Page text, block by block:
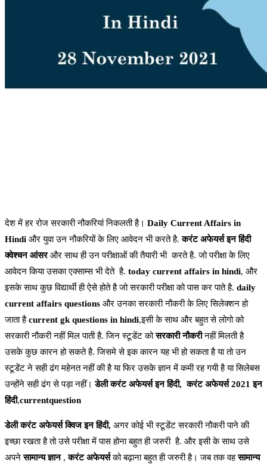
देश में हर रोज सरकारी नौकरियां निकलती है। Daily Current Affairs in
Hindi और युवा उन नौकरियों के लिए आवेदन भी करते है.करंट अफेयर्स इन हिंदी
क्वेश्चन आंसरऔर साथ ही उन परीक्षाओं की तैयारी भी करते है. जो परीक्षा के लिए
आवेदन किया उसका एक्साम्स भी देते है. today current affairs in hindi, और
इसके साथ कुछ विद्यार्थी ही ऐसे होते है जो सरकारी परीक्षा को पास कर पाते है. daily
current affairs questions और उनका सरकारी नौकरी के लिए सिलेक्शन हो
जाता हैcurrent gk questions in hindi,इसी के साथ और बहुत से लोगो को
सरकारी नौकरी नहीं मिल पाती है. जिन स्टूडेंट कोसरकारी नौकरीनहीं मिलती है
उसके कुछ कारन हो सकते है. जिसमे से इक कारन यह भी हो सकता है या तो उन
स्टूडेंट ने सही ढंग महेनत नहीं की है या फिर उसके ज्ञान में कमी रह गयी है या सिलेबस
उन्होंने सही ढंग से पड़ा नहीं।डेली करंट अफेयर्स इन हिंदी, करंट अफेयर्स 2021 इन
हिंदी,currentquestion
डेली करंट अफेयर्स क्विज इन हिंदी, अगर कोई भी स्टूडेंट सरकारी नौकरी पाने की
इच्छा रखता है तो उसे परीक्षा में पास होना बहुत ही जरुरी है. और इसी के साथ उसे
अपनेसामान्य ज्ञान,करंट अफेयर्सको बढ़ाना बहुत ही जरुरी है। जब तक वहसामान्य